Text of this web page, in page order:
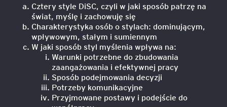
Cztery style DiSC, czyli w jaki sposób patrzę na
świat, myślę i zachowuję się
Charakterystyka osób o stylach: dominującym,
wpływowym, stałym i sumiennym
W jaki sposób styl myślenia wpływa na:
Warunki potrzebne do zbudowania
zaangażowania i efektywnej pracy
Sposób podejmowania decyzji
Potrzeby komunikacyjne
Przyjmowane postawy i podejście do